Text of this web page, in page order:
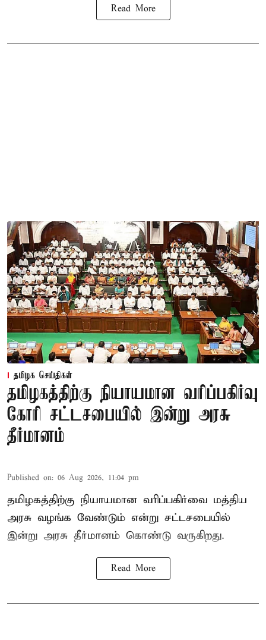
Read More
தமிழக செய்திகள்
தமிழகத்திற்கு நியாயமான வரிப்பகிர்வு
கோரி சட்டசபையில் இன்று அரசு
தீர்மானம்
Published on: 06 Aug 2026, 11:04 pm
தமிழகத்திற்கு நியாயமான வரிப்பகிர்வை மத்திய
அரசு வழங்க வேண்டும் என்று சட்டசபையில்
இன்று அரசு தீர்மானம் கொண்டு வருகிறது.
Read More